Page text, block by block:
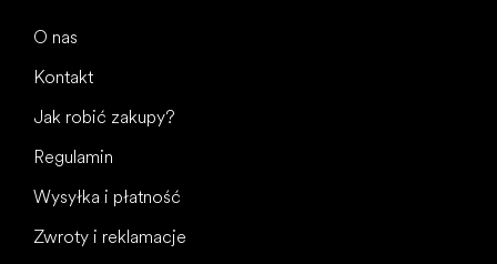
O nas
Kontakt
Jak robić zakupy?
Regulamin
Wysyłka i płatność
Zwroty i reklamacje